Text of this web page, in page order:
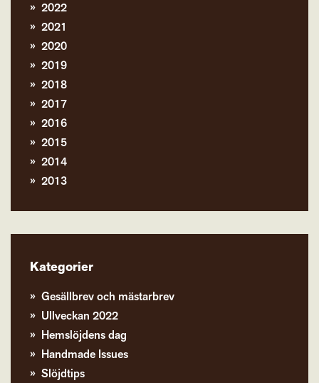
2022
2021
2020
2019
2018
2017
2016
2015
2014
2013
Kategorier
Gesällbrev och mästarbrev
Ullveckan 2022
Hemslöjdens dag
Handmade Issues
Slöjdtips